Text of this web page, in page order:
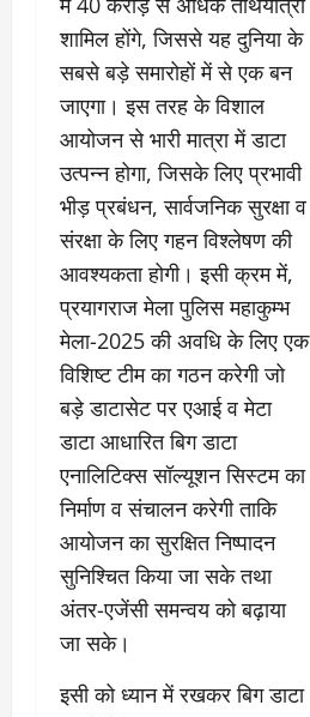
शामिल होंगे, जिससे यह दुनिया के
सबसे बड़े समारोहों में से एक बन
जाएगा। इस तरह के विशाल
आयोजन से भारी मात्रा में डाटा
उत्पन्न होगा, जिसके लिए प्रभावी
भीड़ प्रबंधन, सार्वजनिक सुरक्षा व
संरक्षा के लिए गहन विश्लेषण की
आवश्यकता होगी। इसी क्रम में,
प्रयागराज मेला पुलिस महाकुम्भ
मेला-2025 की अवधि के लिए एक
विशिष्ट टीम का गठन करेगी जो
बड़े डाटासेट पर एआई व मेटा
डाटा आधारित बिग डाटा
एनालिटिक्स सॉल्यूशन सिस्टम का
निर्माण व संचालन करेगी ताकि
आयोजन का सुरक्षित निष्पादन
सुनिश्चित किया जा सके तथा
अंतर-एजेंसी समन्वय को बढ़ाया
जा सके।
इसी को ध्यान में रखकर बिग डाटा